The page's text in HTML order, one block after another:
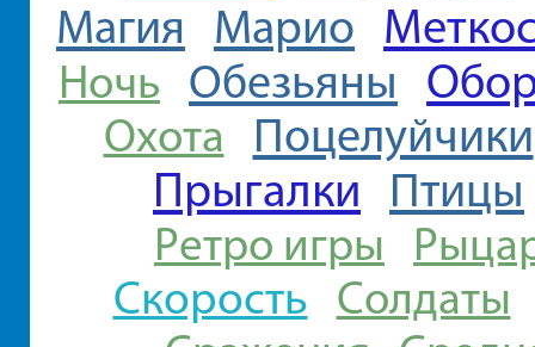
Магия Марио
Ночь Обезьяны
Охота Поцелуйчики
Прыгалки Птицы
Ретро игры
Скорость Солдаты